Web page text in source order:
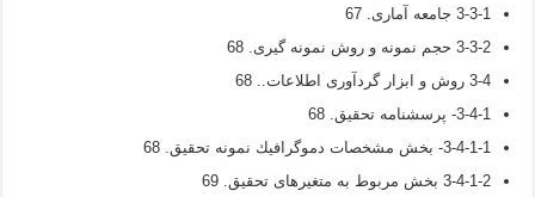
3-3-1 جامعه آماری. 67
3-3-2 حجم نمونه و روش نمونه گیری. 68
3-4 روش و ابزار گردآوری اطلاعات.. 68
3-4-1- پرسشنامه تحقیق. 68
3-4-1-1- بخش مشخصات دموگرافيك نمونه تحقیق. 68
3-4-1-2 بخش مربوط به متغیرهای تحقیق. 69